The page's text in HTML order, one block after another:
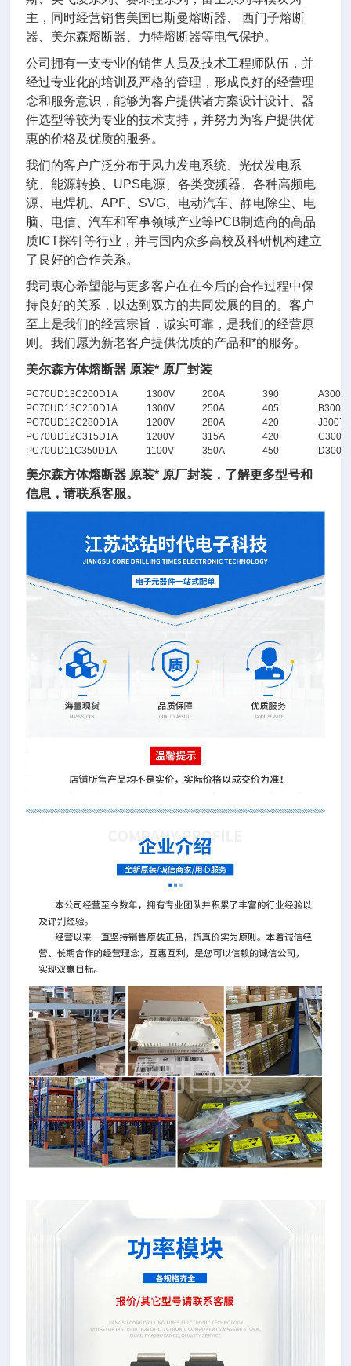
主，同时经营销售美国巴斯曼熔断器、 西门子熔断
器、美尔森熔断器、力特熔断器等电气保护。
公司拥有一支专业的销售人员及技术工程师队伍，并
经过专业化的培训及严格的管理，形成良好的经营理
念和服务意识，能够为客户提供诸方案设计设计、器
件选型等较为专业的技术支持，并努力为客户提供优
惠的价格及优质的服务。
我们的客户广泛分布于风力发电系统、光伏发电系
统、能源转换、UPS电源、各类变频器、各种高频电
源、电焊机、APF、SVG、电动汽车、静电除尘、电
脑、电信、汽车和军事领域产业等PCB制造商的高品
质ICT探针等行业，并与国内众多高校及科研机构建立
了良好的合作关系。
我司衷心希望能与更多客户在在今后的合作过程中保
持良好的关系，以达到双方的共同发展的目的。客户
至上是我们的经营宗旨，诚实可靠，是我们的经营原
则。我们愿为新老客户提供优质的产品和*的服务。
美尔森方体熔断器 原装* 原厂封装
PC70UD13C200D1A 1300V 200A 390
PC70UD13C250D1A
1300V 250A 405
PC70UD12C280D1A
1200V 280A 420
PC70UD12C315D1A
1200V 315A 420
PC70UD11C350D1A
1100V 350A 450
美尔森方体熔断器 原装* 原厂封装，了解更多型号和
信息，请联系客服。